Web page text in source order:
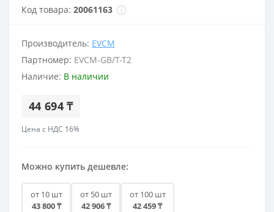
Код товара: 20061163
Производитель: EVCM
Партномер: EVCM-GB/T-T2
Наличие: В наличии
44 694 ₸
Цена с НДС 16%
Можно купить дешевле:
от 10 шт
43 800 ₸
от 50 шт
42 906 ₸
от 100 шт
42 459 ₸